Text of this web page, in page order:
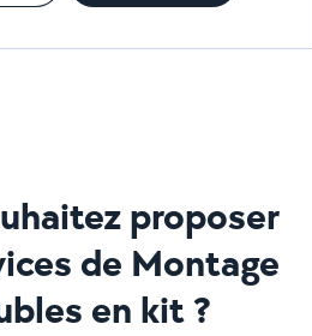
proposer
de Montage
en kit ?